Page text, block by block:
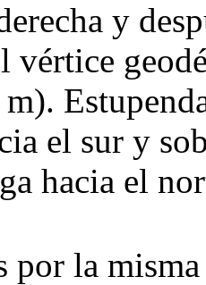
y
vértice
el sur y
hacia el
por la